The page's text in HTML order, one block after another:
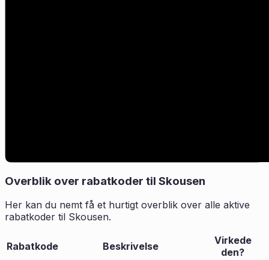
Overblik over rabatkoder til Skousen
Her kan du nemt få et hurtigt overblik over alle aktive
rabatkoder til Skousen.
Rabatkode Beskrivelse
Virkede
den?